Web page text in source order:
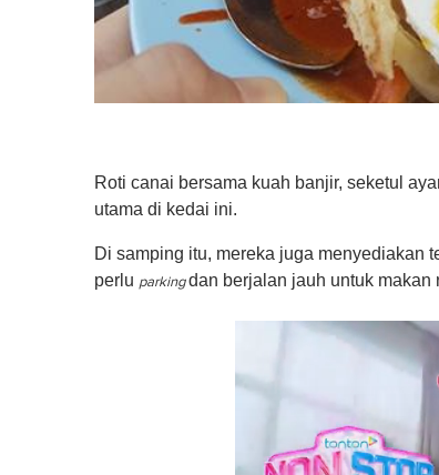
Roti canai bersama kuah banjir, seketul
utama di kedai ini.
Di samping itu, mereka juga menyediakan
perlu parkingdan berjalan jauh untuk makan